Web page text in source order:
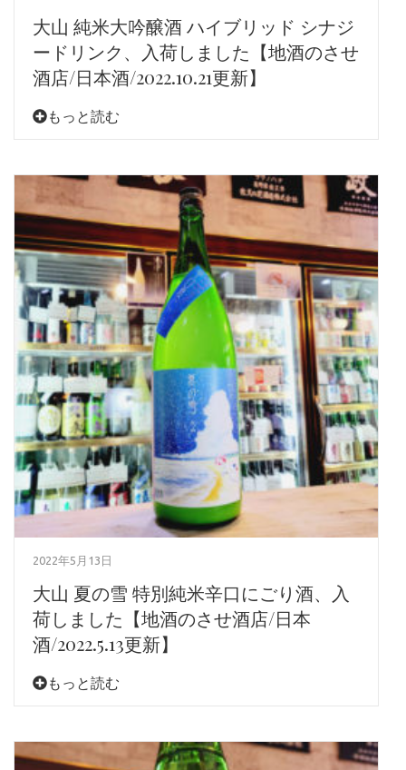
大山 純米大吟醸酒 ハイブリッド シナジ
ードリンク、入荷しました【地酒のさせ
酒店/日本酒/2022.10.21更新】
もっと読む
2022年5月13日
大山 夏の雪 特別純米辛口にごり酒、入
荷しました【地酒のさせ酒店/日本
酒/2022.5.13更新】
もっと読む